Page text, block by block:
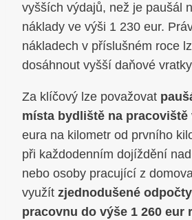
vyšších výdajů, než je paušál
náklady ve výši 1 230 eur.
nákladech v příslušném roce
dosáhnout vyšší daňové
Za klíčový lze považovat
místa bydliště na pracoviště
eura na kilometr od prvního
při každodenním dojíždění
nebo osoby pracující z
využít zjednodušené
pracovnu do výše 1 260 eur